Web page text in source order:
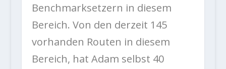
Benchmarksetzern in diesem
Bereich. Von den derzeit 145
vorhanden Routen in diesem
Bereich, hat Adam selbst 40